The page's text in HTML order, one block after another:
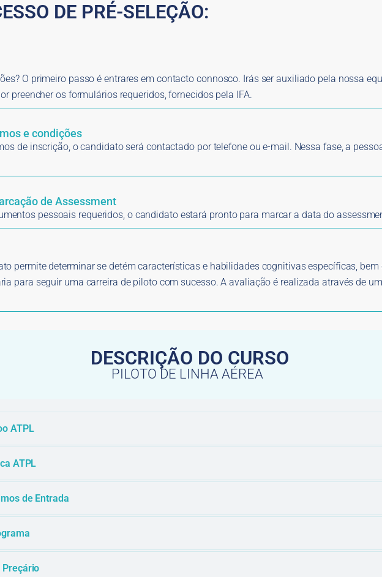
DE PRÉ-SELEÇÃO:
O primeiro passo é entrares em contacto connosco. Irás ser auxiliado pela nossa
preencher os formulários requeridos, fornecidos pela IFA.
e condições
de inscrição, o candidato será contactado por telefone ou e-mail. Nessa fase, a
de Assessment
pessoais requeridos, o candidato estará pronto para marcar a data do
permite determinar se detém características e habilidades cognitivas específicas,
para seguir uma carreira de piloto com sucesso. A avaliação é realizada através de
DESCRIÇÃO DO CURSO
PILOTO DE LINHA AÉREA
ATPL
ATPL
de Entrada
Preçário